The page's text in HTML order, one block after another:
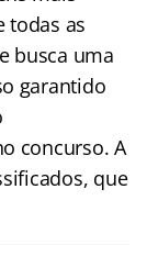
todas as
e busca uma
garantido
concurso. A
que